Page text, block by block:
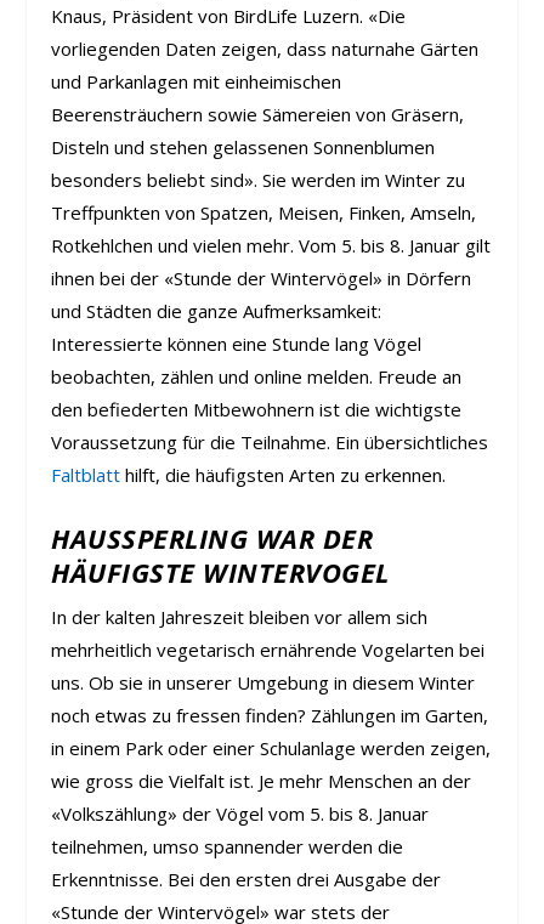
Knaus, Präsident von BirdLife Luzern. «Die
vorliegenden Daten zeigen, dass naturnahe Gärten
und Parkanlagen mit einheimischen
Beerensträuchern sowie Sämereien von Gräsern,
Disteln und stehen gelassenen Sonnenblumen
besonders beliebt sind». Sie werden im Winter zu
Treffpunkten von Spatzen, Meisen, Finken, Amseln,
Rotkehlchen und vielen mehr. Vom 5. bis 8. Januar gilt
ihnen bei der «Stunde der Wintervögel» in Dörfern
und Städten die ganze Aufmerksamkeit:
Interessierte können eine Stunde lang Vögel
beobachten, zählen und online melden. Freude an
den befiederten Mitbewohnern ist die wichtigste
Voraussetzung für die Teilnahme. Ein übersichtliches
Faltblatthilft, die häufigsten Arten zu erkennen.
HAUSSPERLING WAR DER
HÄUFIGSTE WINTERVOGEL
In der kalten Jahreszeit bleiben vor allem sich
mehrheitlich vegetarisch ernährende Vogelarten bei
uns. Ob sie in unserer Umgebung in diesem Winter
noch etwas zu fressen finden? Zählungen im Garten,
in einem Park oder einer Schulanlage werden zeigen,
wie gross die Vielfalt ist. Je mehr Menschen an der
«Volkszählung» der Vögel vom 5. bis 8. Januar
teilnehmen, umso spannender werden die
Erkenntnisse. Bei den ersten drei Ausgabe der
«Stunde der Wintervögel» war stets der